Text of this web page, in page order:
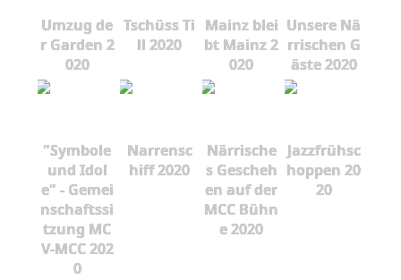
Umzug de
r Garden 2
020
Tschüss Ti
ll 2020
Mainz blei
bt Mainz 2
020
Unsere Nä
rrischen G
äste 2020
"Symbole
und Idol
e" - Gemei
nschaftssi
tzung MC
V-MCC 202
0
Narrensc
hiff 2020
Närrische
s Gescheh
en auf der
MCC Bühn
e 2020
Jazzfrühsc
hoppen 20
20